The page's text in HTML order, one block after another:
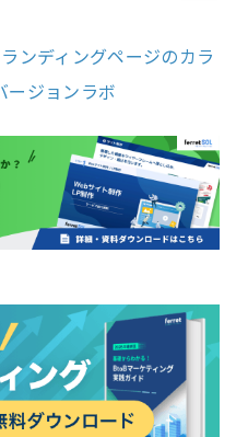
ンディングページのカラ
ージョンラボ